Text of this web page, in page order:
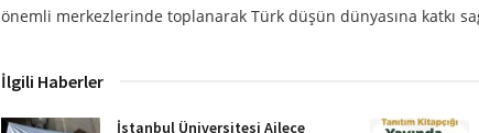
önemli merkezlerinde toplanarak Türk düşün dünyasına katkı
İlgili Haberler
İstanbul Üniversitesi Ailece